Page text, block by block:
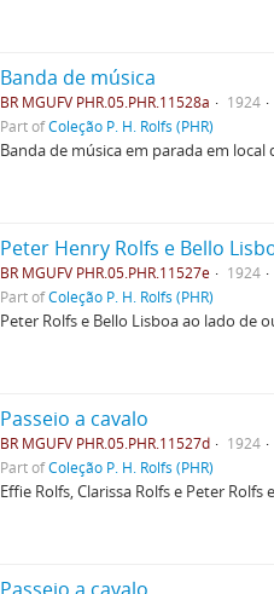
Banda de música
BR MGUFV PHR.05.PHR.11528a
1924
Part ofColeção P. H. Rolfs (PHR)
Banda de música em parada em local
Peter Henry Rolfs e Bello
BR MGUFV PHR.05.PHR.11527e
1924
Part ofColeção P. H. Rolfs (PHR)
Peter Rolfs e Bello Lisboa ao lado de
Passeio a cavalo
BR MGUFV PHR.05.PHR.11527d
1924
Part ofColeção P. H. Rolfs (PHR)
Effie Rolfs, Clarissa Rolfs e Peter
Passeio a cavalo